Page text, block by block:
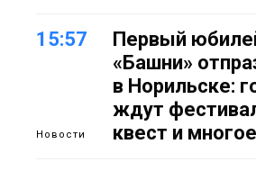
15:57
Новости
Первый
«Башни»
в Норильске:
ждут
квест и